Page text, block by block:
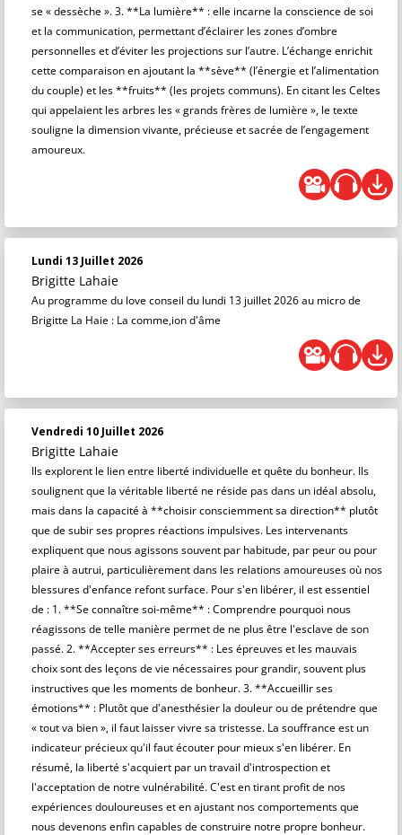
se « dessèche ». 3. **La lumière** : elle incarne la conscience de soi
et la communication, permettant d’éclairer les zones d’ombre
personnelles et d’éviter les projections sur l’autre. L’échange enrichit
cette comparaison en ajoutant la **sève** (l’énergie et l’alimentation
du couple) et les **fruits** (les projets communs). En citant les Celtes
qui appelaient les arbres les « grands frères de lumière », le texte
souligne la dimension vivante, précieuse et sacrée de l’engagement
amoureux.
Lundi 13 Juillet 2026
Brigitte Lahaie
Au programme du love conseil du lundi 13 juillet 2026 au micro de
Brigitte La Haie : La comme,ion d'âme
Vendredi 10 Juillet 2026
Brigitte Lahaie
Ils explorent le lien entre liberté individuelle et quête du bonheur. Ils
soulignent que la véritable liberté ne réside pas dans un idéal absolu,
mais dans la capacité à **choisir consciemment sa direction** plutôt
que de subir ses propres réactions impulsives. Les intervenants
expliquent que nous agissons souvent par habitude, par peur ou pour
plaire à autrui, particulièrement dans les relations amoureuses où nos
blessures d'enfance refont surface. Pour s'en libérer, il est essentiel
de : 1. **Se connaître soi-même** : Comprendre pourquoi nous
réagissons de telle manière permet de ne plus être l'esclave de son
passé. 2. **Accepter ses erreurs** : Les épreuves et les mauvais
choix sont des leçons de vie nécessaires pour grandir, souvent plus
instructives que les moments de bonheur. 3. **Accueillir ses
émotions** : Plutôt que d'anesthésier la douleur ou de prétendre que
« tout va bien », il faut laisser vivre sa tristesse. La souffrance est un
indicateur précieux qu'il faut écouter pour mieux s'en libérer. En
résumé, la liberté s'acquiert par un travail d'introspection et
l'acceptation de notre vulnérabilité. C'est en tirant profit de nos
expériences douloureuses et en ajustant nos comportements que
nous devenons enfin capables de construire notre propre bonheur.